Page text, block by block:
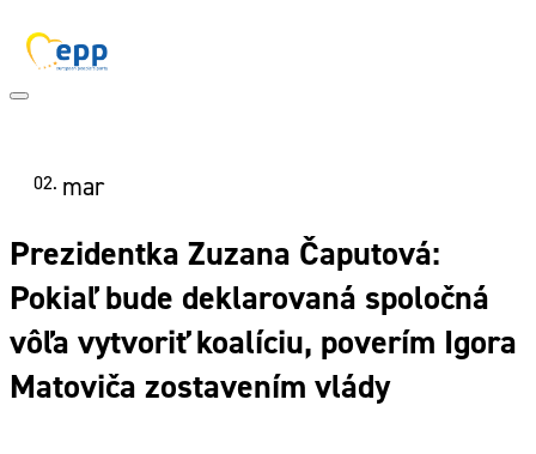
02. mar
Prezidentka Zuzana Čaputová:
Pokiaľ bude deklarovaná spoločná
vôľa vytvoriť koalíciu, poverím Igora
Matoviča zostavením vlády